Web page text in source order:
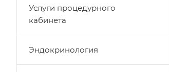
Услуги процедурного
кабинета
Эндокринология